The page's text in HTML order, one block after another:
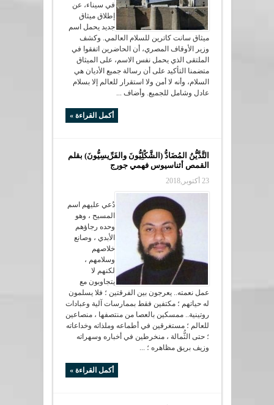
في ​سيناء​، عن
إطلاق ميثاق
جديد يحمل اسم
ميثاق سانت كاترين للسلام العالمي. وكشف
وزير الأوقاف المصري، أن الحاضرين اتفقوا في
الملتقى الذي يحمل نفس الاسم، على الميثاق
متضمنا التأكيد على أن رسالة جميع الأديان هي
السلام، وأنه لا أمن ولا استقرار للعالم إلا بسلام
عادل وشامل للجميع. وأضاف ...
أكمل القراءة »
التَّدَّيُّنُ المُضَادُّ (الشَّكْلِيُّونَ والفَرِّيسِيُّونَ) بقلم
القمص أثناسيوس فهمي جورج
23 أكتوبر,2018
دُعي عليهم اسم
المسيح ، وهو
وحده رجاؤهم
الأبدي ، وصانع
خلاصهم
وسلامهم ،
لكنهم لا
يتجاوبون مع
عمل نعمته.. يعرجون بين الفرقتين ؛ فلا يسلمون
له حياتهم ؛ مكتفين فقط بممارسات آلية وعبادات
روتينية.. ممسكين بالعصا من منتصفها ، منصاعين
للعالم ؛ مستغرقين في أطماعه وملذاته وخداعاته
؛ حتى الثُّمالة ، منخرطين في أخباره وسهراته
وزيف بريق مظاهره ؛ ...
أكمل القراءة »